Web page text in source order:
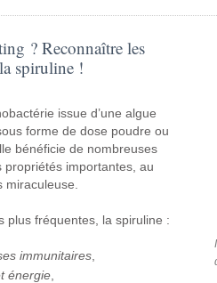
? Reconnaître les
spiruline !
issue d’une algue
forme de dose poudre ou
bénéficie de nombreuses
importantes, au
miraculeuse.
plus fréquentes, la spiruline :
immunitaires,
énergie,